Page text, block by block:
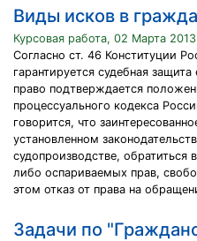
Виды исков в
Курсовая работа, 02 Марта 2013
Согласно ст. 46 Конституции
гарантируется судебная
право подтверждается
процессуального кодекса
говорится, что
установленном
судопроизводстве, обратиться
либо оспариваемых прав,
этом отказ от права на
Задачи по